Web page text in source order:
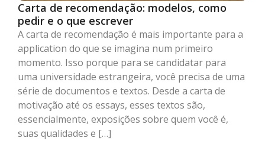
Carta de recomendação: modelos, como
pedir e o que escrever
A carta de recomendação é mais importante para a
application do que se imagina num primeiro
momento. Isso porque para se candidatar para
uma universidade estrangeira, você precisa de uma
série de documentos e textos. Desde a carta de
motivação até os essays, esses textos são,
essencialmente, exposições sobre quem você é,
suas qualidades e […]